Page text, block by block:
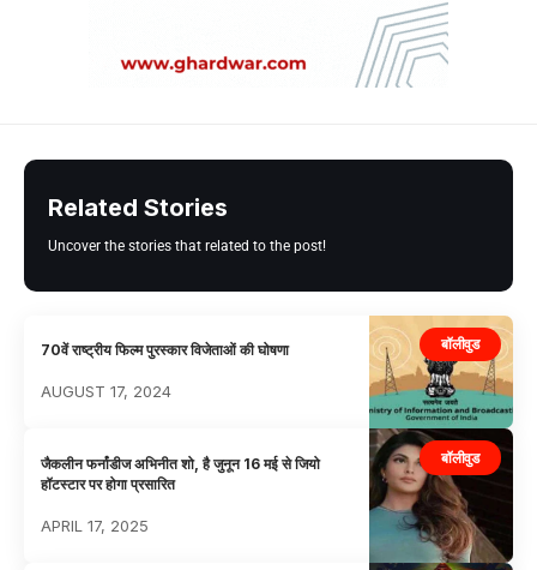
Related Stories
Uncover the stories that related to the post!
बॉलीवुड
70वें राष्ट्रीय फिल्म पुरस्कार विजेताओं की घोषणा
AUGUST 17, 2024
बॉलीवुड
जैकलीन फर्नांडीज अभिनीत शो, है जुनून 16 मई से जियो
हॉटस्टार पर होगा प्रसारित
APRIL 17, 2025